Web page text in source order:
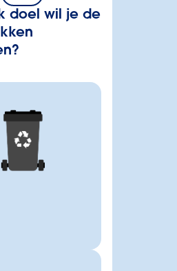
doel wil je de